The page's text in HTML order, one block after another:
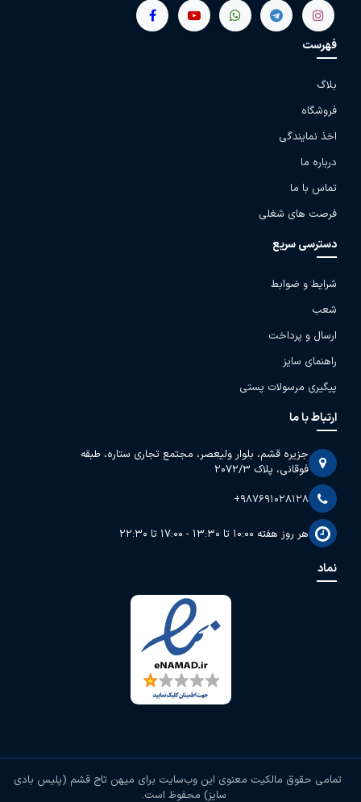
فهرست
بلاگ
فروشگاه
اخذ نمایندگی
درباره ما
تماس با ما
فرصت های شغلی
دسترسی سریع
شرایط و ضوابط
شعب
ارسال و پرداخت
راهنمای سایز
پیگیری مرسولات پستی
ارتباط با ما
جزیره قشم، بلوار ولیعصر، مجتمع تجاری ستاره، طبقه
فوقانی، پلاک 2072/3
+987691028128
هر روز هفته 10:00 تا 13:30 - 17:00 تا 22:30
نماد
تمامی حقوق مالکیت معنوی این وب‌سایت برای میهن تاج قشم (پلیس بادی
سایز) محفوظ است.